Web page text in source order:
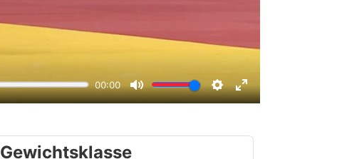
Gewichtsklasse